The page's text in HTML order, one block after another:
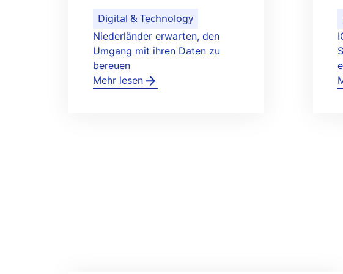
Healthy Life & Learning
Bergman Clinics startet
Pilotprojekt
Mehr lesen